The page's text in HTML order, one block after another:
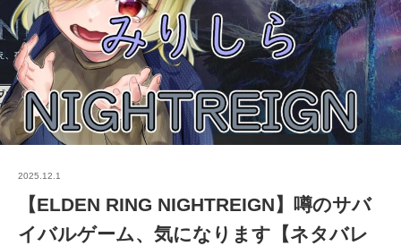
2025.12.1
【ELDEN RING NIGHTREIGN】噂のサバ
イバルゲーム、気になります【ネタバレ